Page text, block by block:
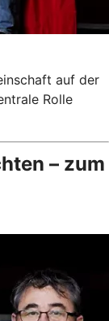
auf der
Rolle
– zum